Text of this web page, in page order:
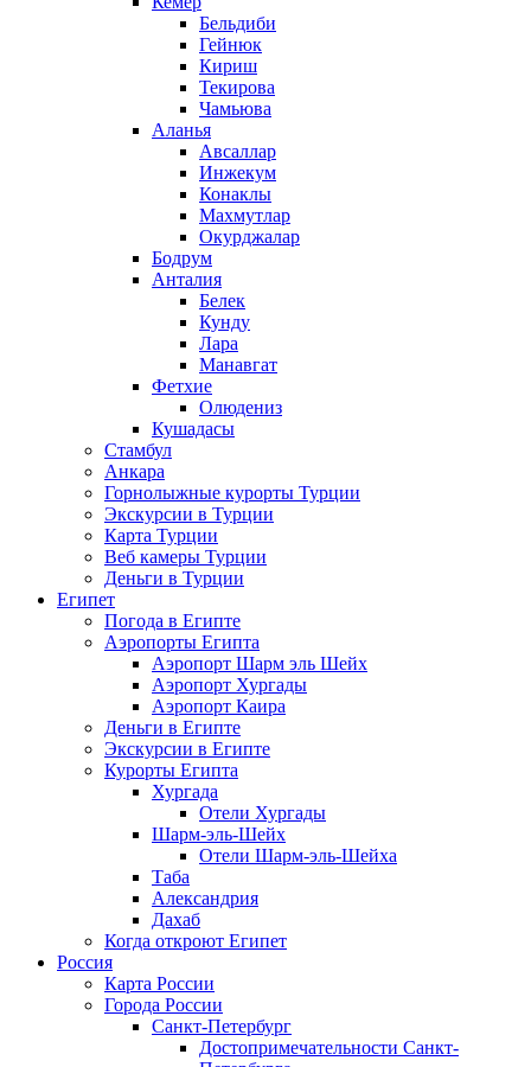
Бельдиби
Гейнюк
Кириш
Текирова
Чамьюва
Аланья
Авсаллар
Инжекум
Конаклы
Махмутлар
Окурджалар
Бодрум
Анталия
Белек
Кунду
Лара
Манавгат
Фетхие
Олюдениз
Кушадасы
Стамбул
Анкара
Горнолыжные курорты Турции
Экскурсии в Турции
Карта Турции
Веб камеры Турции
Деньги в Турции
Египет
Погода в Египте
Аэропорты Египта
Аэропорт Шарм эль Шейх
Аэропорт Хургады
Аэропорт Каира
Деньги в Египте
Экскурсии в Египте
Курорты Египта
Хургада
Отели Хургады
Шарм-эль-Шейх
Отели Шарм-эль-Шейха
Таба
Александрия
Дахаб
Когда откроют Египет
Россия
Карта России
Города России
Санкт-Петербург
Достопримечательности Санкт-